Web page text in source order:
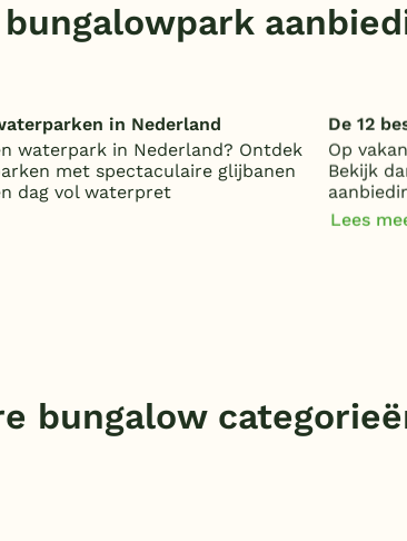
in Nederland
waterpark in Nederland? Ontdek
met spectaculaire glijbanen
dag vol waterpret
De 12
Op
Bekijk
Lees
bungalow
vakantiebungalow in